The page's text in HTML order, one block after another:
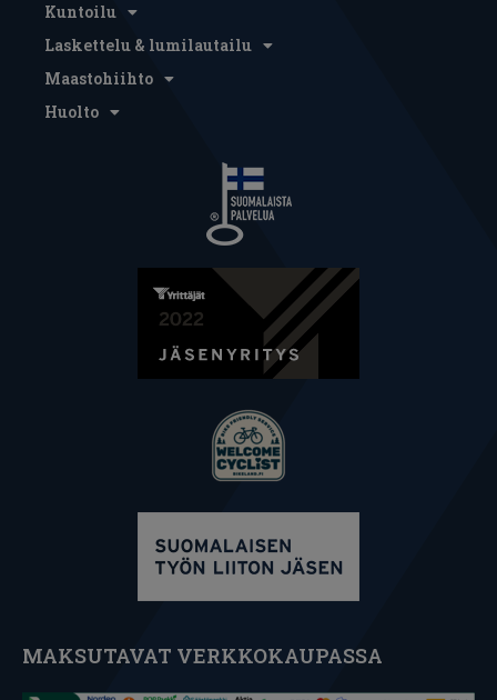
Kuntoilu
Laskettelu & lumilautailu
Maastohiihto
Huolto
MAKSUTAVAT VERKKOKAUPASSA